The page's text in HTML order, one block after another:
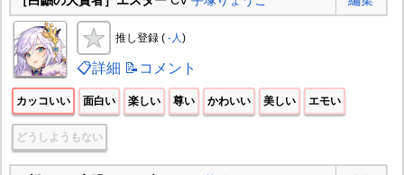
推し登録 ( -人)
📋詳細 📝コメント
カッコいい 面白い 楽しい 尊い かわいい 美しい エモい
どうしようもない